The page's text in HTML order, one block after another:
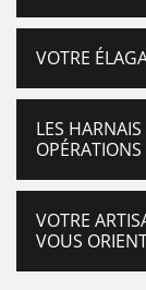
VOTRE
LES
VOTRE
VOUS